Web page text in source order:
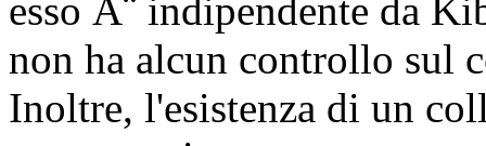
esso Ã¨ indipendente da
non ha alcun controllo sul
Inoltre, l'esistenza di un